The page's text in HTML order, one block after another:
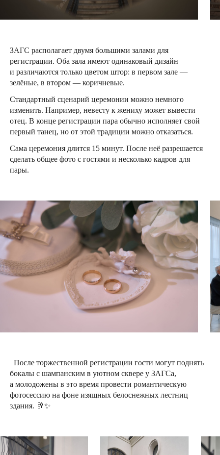
ЗАГС располагает двумя большими залами для
регистрации. Оба зала имеют одинаковый дизайн
и различаются только цветом штор: в первом зале —
зелёные, в втором — коричневые.
Стандартный сценарий церемонии можно немного
изменить. Например, невесту к жениху может вывести
отец. В конце регистрации пара обычно исполняет свой
первый танец, но от этой традиции можно отказаться.
Сама церемония длится 15 минут. После неё разрешается
сделать общее фото с гостями и несколько кадров для
пары.
После торжественной регистрации гости могут поднять
бокалы с шампанским в уютном сквере у ЗАГСа,
а молодожены в это время провести романтическую
фотосессию на фоне изящных белоснежных лестниц
здания. 🥂✨